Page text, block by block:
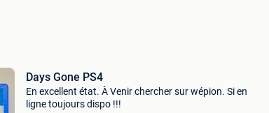
Days Gone PS4
En excellent état. À Venir chercher sur wépion. Si en
ligne toujours dispo !!!